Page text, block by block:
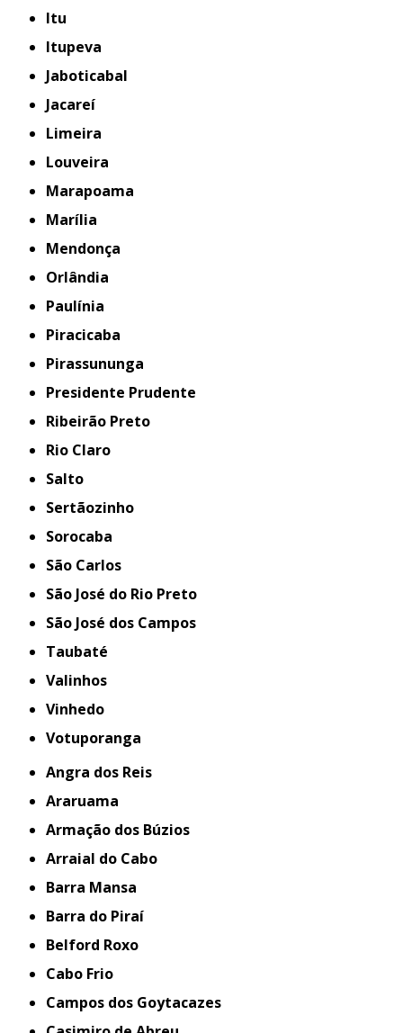
Itu
Itupeva
Jaboticabal
Jacareí
Limeira
Louveira
Marapoama
Marília
Mendonça
Orlândia
Paulínia
Piracicaba
Pirassununga
Presidente Prudente
Ribeirão Preto
Rio Claro
Salto
Sertãozinho
Sorocaba
São Carlos
São José do Rio Preto
São José dos Campos
Taubaté
Valinhos
Vinhedo
Votuporanga
Angra dos Reis
Araruama
Armação dos Búzios
Arraial do Cabo
Barra Mansa
Barra do Piraí
Belford Roxo
Cabo Frio
Campos dos Goytacazes